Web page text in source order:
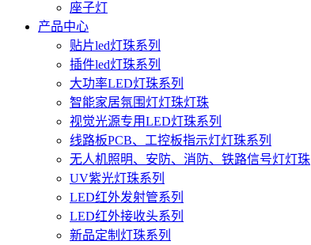
座子灯
产品中心
贴片led灯珠系列
插件led灯珠系列
大功率LED灯珠系列
智能家居氛围灯灯珠灯珠
视觉光源专用LED灯珠系列
线路板PCB、工控板指示灯灯珠系列
无人机照明、安防、消防、铁路信号灯灯珠
UV紫光灯珠系列
LED红外发射管系列
LED红外接收头系列
新品定制灯珠系列